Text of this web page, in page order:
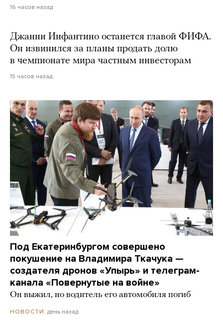
16 часов назад
Джанни Инфантино останется главой ФИФА.
Он извинился за планы продать долю
в чемпионате мира частным инвесторам
15 часов назад
Под Екатеринбургом совершено
покушение на Владимира Ткачука —
создателя дронов «Упырь» и телеграм-
канала «Повернутые на войне»
Он выжил, но водитель его автомобиля погиб
НОВОСТИ день назад